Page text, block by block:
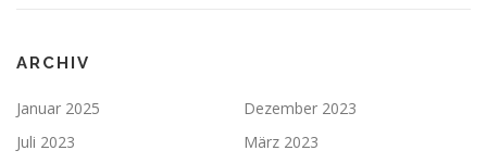
ARCHIV
Januar 2025
Dezember 2023
Juli 2023
März 2023